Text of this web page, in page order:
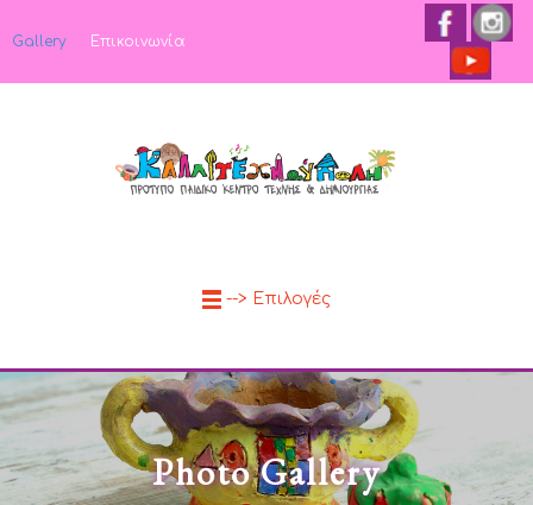
Gallery Επικοινωνία
--> Επιλογές
Photo Gallery